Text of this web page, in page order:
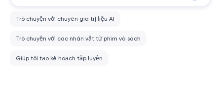
Trò chuyện với chuyên gia trị liệu AI
Trò chuyện với các nhân vật từ phim và sách
Giúp tôi tạo kế hoạch tập luyện